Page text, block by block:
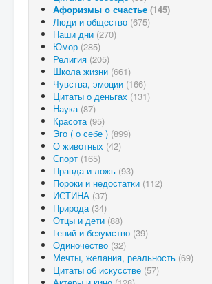
Афоризмы о счастье (145)
Люди и общество (675)
Наши дни (270)
Юмор (285)
Религия (205)
Школа жизни (661)
Чувства, эмоции (166)
Цитаты о деньгах (131)
Наука (87)
Красота (95)
Эго ( о себе ) (899)
О животных (42)
Спорт (165)
Правда и ложь (93)
Пороки и недостатки (112)
ИСТИНА (37)
Природа (34)
Отцы и дети (88)
Гений и безумство (39)
Одиночество (32)
Мечты, желания, реальность (69)
Цитаты об искусстве (57)